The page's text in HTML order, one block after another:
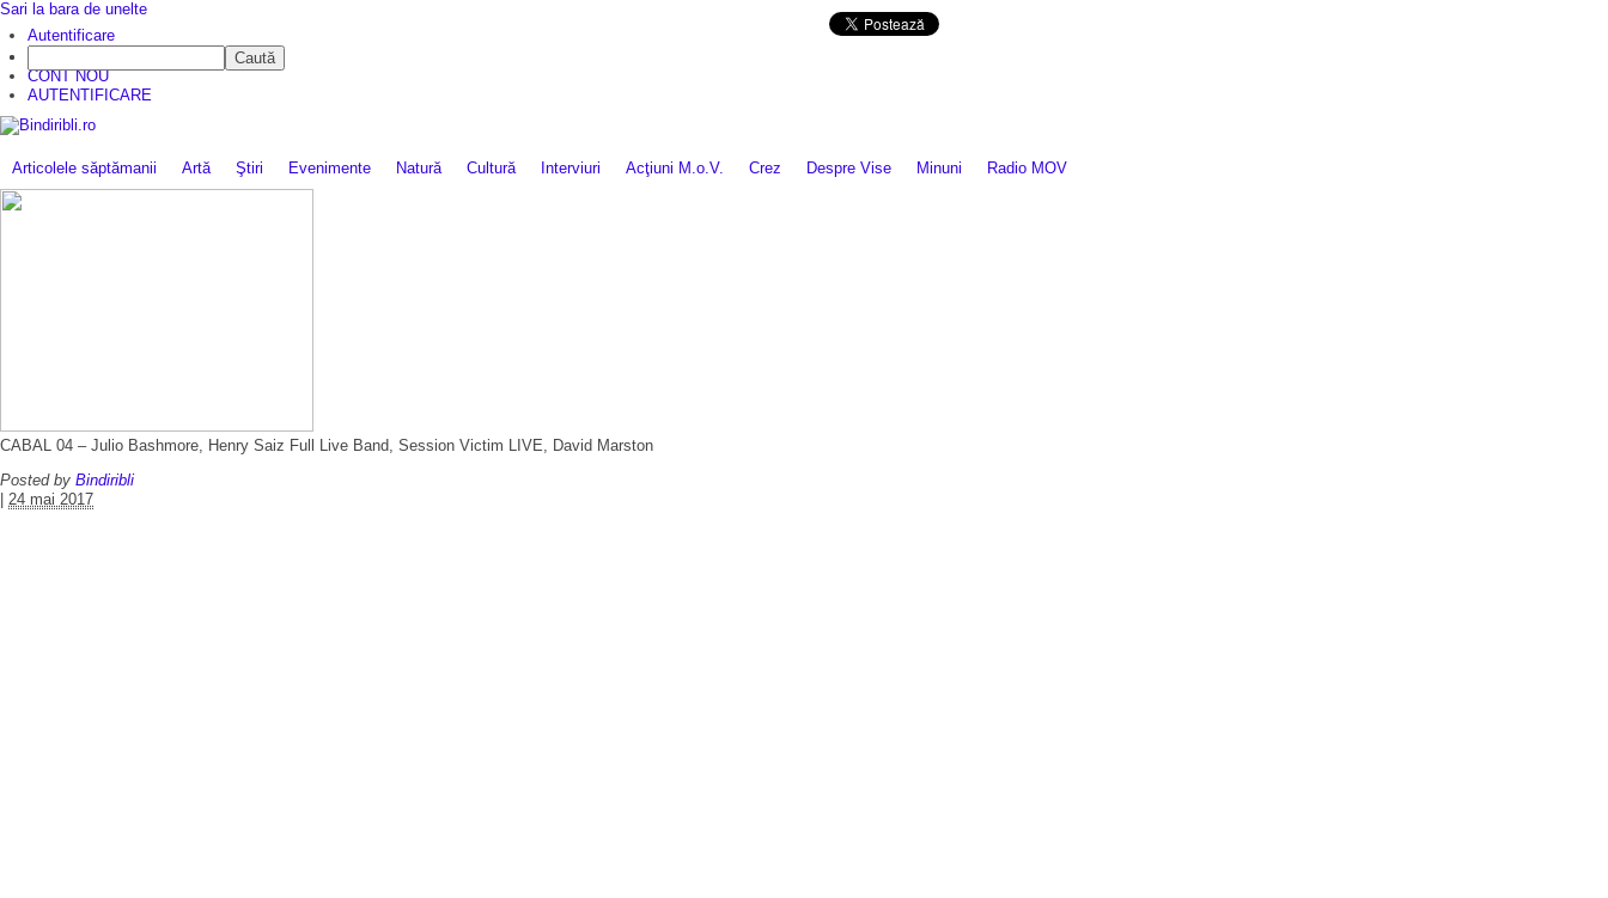
CONT NOU
AUTENTIFICARE
Articolele săptămanii Artă Ştiri Evenimente Natură Cultură Interviuri Acţiuni M.o.V. Crez Despre Vise Minuni Radio MOV
CABAL 04 – Julio Bashmore, Henry Saiz Full Live Band, Session Victim LIVE, David Marston
Posted by Bindiribli
24 mai 2017
Sari la bara de unelte
Autentificare
Caută